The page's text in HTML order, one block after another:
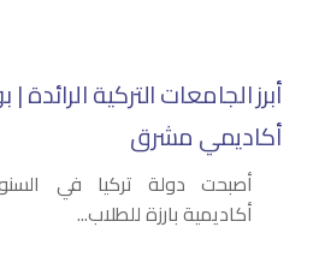
أبرز الجامعات التركية
أكاديمي مشرق
أصبحت دولة تركيا في
أكاديمية بارزة للطلاب...